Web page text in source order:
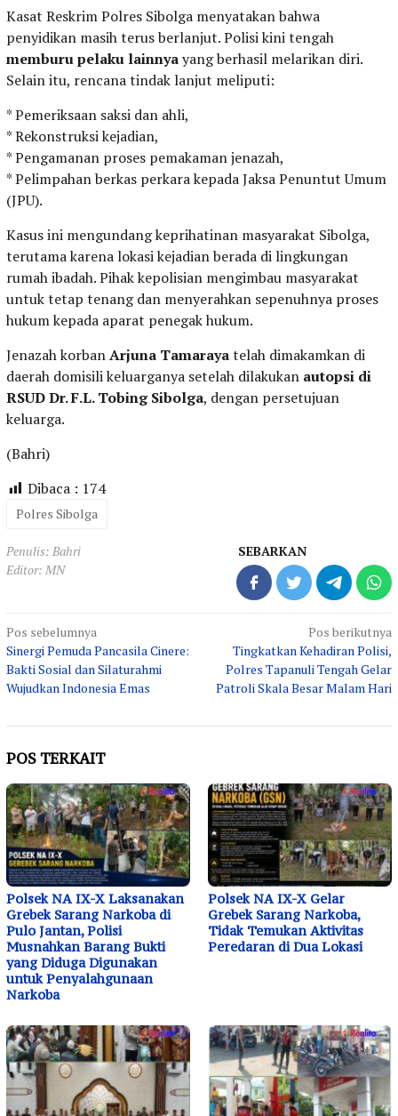
Kasat Reskrim Polres Sibolga menyatakan bahwa
penyidikan masih terus berlanjut. Polisi kini tengah
memburu pelaku lainnyayang berhasil melarikan diri.
Selain itu, rencana tindak lanjut meliputi:
* Pemeriksaan saksi dan ahli,
* Rekonstruksi kejadian,
* Pengamanan proses pemakaman jenazah,
* Pelimpahan berkas perkara kepada Jaksa Penuntut Umum
(JPU).
Kasus ini mengundang keprihatinan masyarakat Sibolga,
terutama karena lokasi kejadian berada di lingkungan
rumah ibadah. Pihak kepolisian mengimbau masyarakat
untuk tetap tenang dan menyerahkan sepenuhnya proses
hukum kepada aparat penegak hukum.
Jenazah korbanArjuna Tamarayatelah dimakamkan di
daerah domisili keluarganya setelah dilakukan autopsi di
RSUD Dr. F.L. Tobing Sibolga, dengan persetujuan
keluarga.
(Bahri)
Dibaca : 174
Polres Sibolga
Penulis: Bahri
Editor: MN
SEBARKAN
Navigasi
pos
Pos sebelumnya
Sinergi Pemuda Pancasila Cinere:
Bakti Sosial dan Silaturahmi
Wujudkan Indonesia Emas
Pos berikutnya
Tingkatkan Kehadiran Polisi,
Polres Tapanuli Tengah Gelar
Patroli Skala Besar Malam Hari
POS TERKAIT
Polsek NA IX-X Laksanakan
Grebek Sarang Narkoba di
Pulo Jantan, Polisi
Musnahkan Barang Bukti
yang Diduga Digunakan
untuk Penyalahgunaan
Narkoba
Polsek NA IX-X Gelar
Grebek Sarang Narkoba,
Tidak Temukan Aktivitas
Peredaran di Dua Lokasi